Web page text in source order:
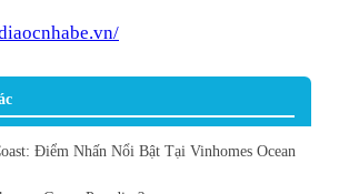
Điểm Nhấn Nổi Bật Tại Vinhomes Ocean